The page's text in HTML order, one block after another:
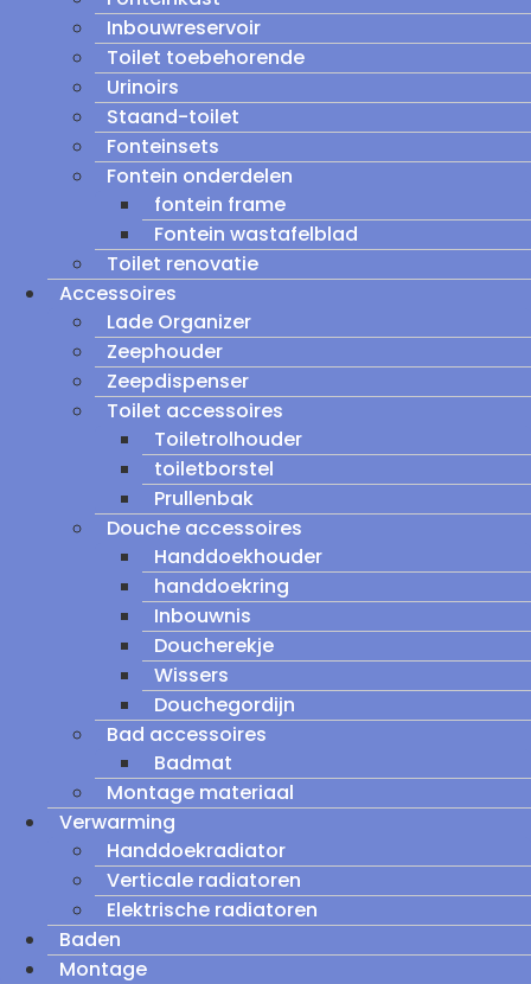
Inbouwreservoir
Toilet toebehorende
Urinoirs
Staand-toilet
Fonteinsets
Fontein onderdelen
fontein frame
Fontein wastafelblad
Toilet renovatie
Accessoires
Lade Organizer
Zeephouder
Zeepdispenser
Toilet accessoires
Toiletrolhouder
toiletborstel
Prullenbak
Douche accessoires
Handdoekhouder
handdoekring
Inbouwnis
Doucherekje
Wissers
Douchegordijn
Bad accessoires
Badmat
Montage materiaal
Verwarming
Handdoekradiator
Verticale radiatoren
Elektrische radiatoren
Baden
Montage